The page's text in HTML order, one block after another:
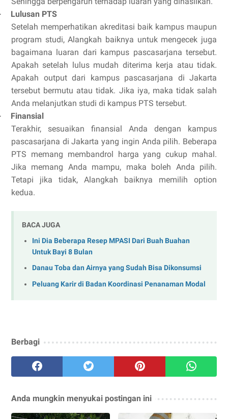
Lulusan PTS
Setelah memperhatikan akreditasi baik kampus maupun
program studi, Alangkah baiknya untuk mengecek juga
bagaimana luaran dari kampus pascasarjana tersebut.
Apakah setelah lulus mudah diterima kerja atau tidak.
Apakah output dari kampus pascasarjana di Jakarta
tersebut bermutu atau tidak. Jika iya, maka tidak salah
Anda melanjutkan studi di kampus PTS tersebut.
Finansial
Terakhir, sesuaikan finansial Anda dengan kampus
pascasarjana di Jakarta yang ingin Anda pilih. Beberapa
PTS memang membandrol harga yang cukup mahal.
Jika memang Anda mampu, maka boleh Anda pilih.
Tetapi jika tidak, Alangkah baiknya memilih option
kedua.
BACA JUGA
Ini Dia Beberapa Resep MPASI Dari Buah Buahan
Untuk Bayi 8 Bulan
Danau Toba dan Airnya yang Sudah Bisa Dikonsumsi
Peluang Karir di Badan Koordinasi Penanaman Modal
Berbagi
Anda mungkin menyukai postingan ini